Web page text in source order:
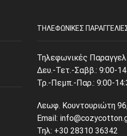
ΤΗΛΕΦΩΝΙΚΈΣ
Τηλεφωνικές
Δευ.-Τετ.-Σαββ.: 9:00-
Τρ.-Πεμπ.-Παρ.: 9:00-
Λεωφ. Κουντουριώτη
Email:
Τηλ: +30 28310 36342